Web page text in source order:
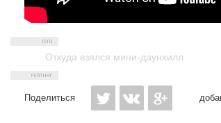
Откуда взялся мини-даунхилл
Поделиться